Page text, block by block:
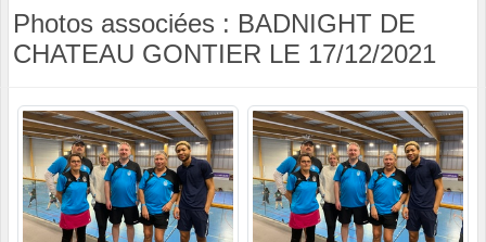
Photos associées : BADNIGHT DE
CHATEAU GONTIER LE 17/12/2021